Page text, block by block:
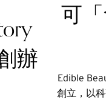
可
Edible
創立，以
辦